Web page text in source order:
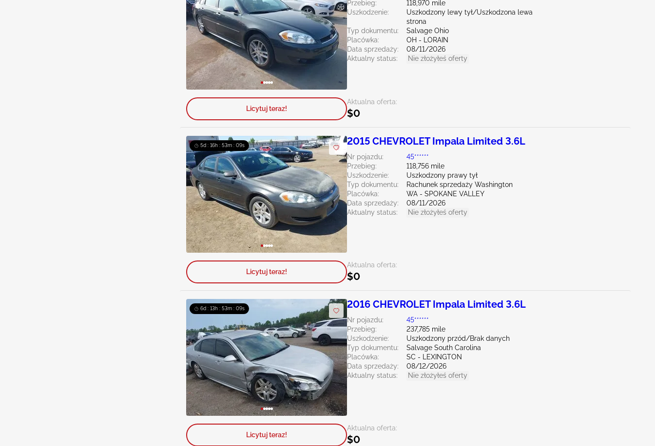
Przebieg:
118,970 mile
Uszkodzenie:
Uszkodzony lewy tył/Uszkodzona lewa
strona
Typ dokumentu:
Salvage Ohio
Placówka:
OH - LORAIN
Data sprzedaży:
08/11/2026
Aktualny status:
Nie złożyłeś oferty
Aktualna oferta:
$0
Licytuj teraz!
5d : 16h : 53m : 08s 2015 CHEVROLET Impala Limited 3.6L
Nr pojazdu:
45******
Przebieg:
118,756 mile
Uszkodzenie:
Uszkodzony prawy tył
Typ dokumentu:
Rachunek sprzedaży Washington
Placówka:
WA - SPOKANE VALLEY
Data sprzedaży:
08/11/2026
Aktualny status:
Nie złożyłeś oferty
Aktualna oferta:
$0
Licytuj teraz!
6d : 13h : 53m : 08s 2016 CHEVROLET Impala Limited 3.6L
Nr pojazdu:
45******
Przebieg:
237,785 mile
Uszkodzenie:
Uszkodzony przód/Brak danych
Typ dokumentu:
Salvage South Carolina
Placówka:
SC - LEXINGTON
Data sprzedaży:
08/12/2026
Aktualny status:
Nie złożyłeś oferty
Aktualna oferta:
$0
Licytuj teraz!